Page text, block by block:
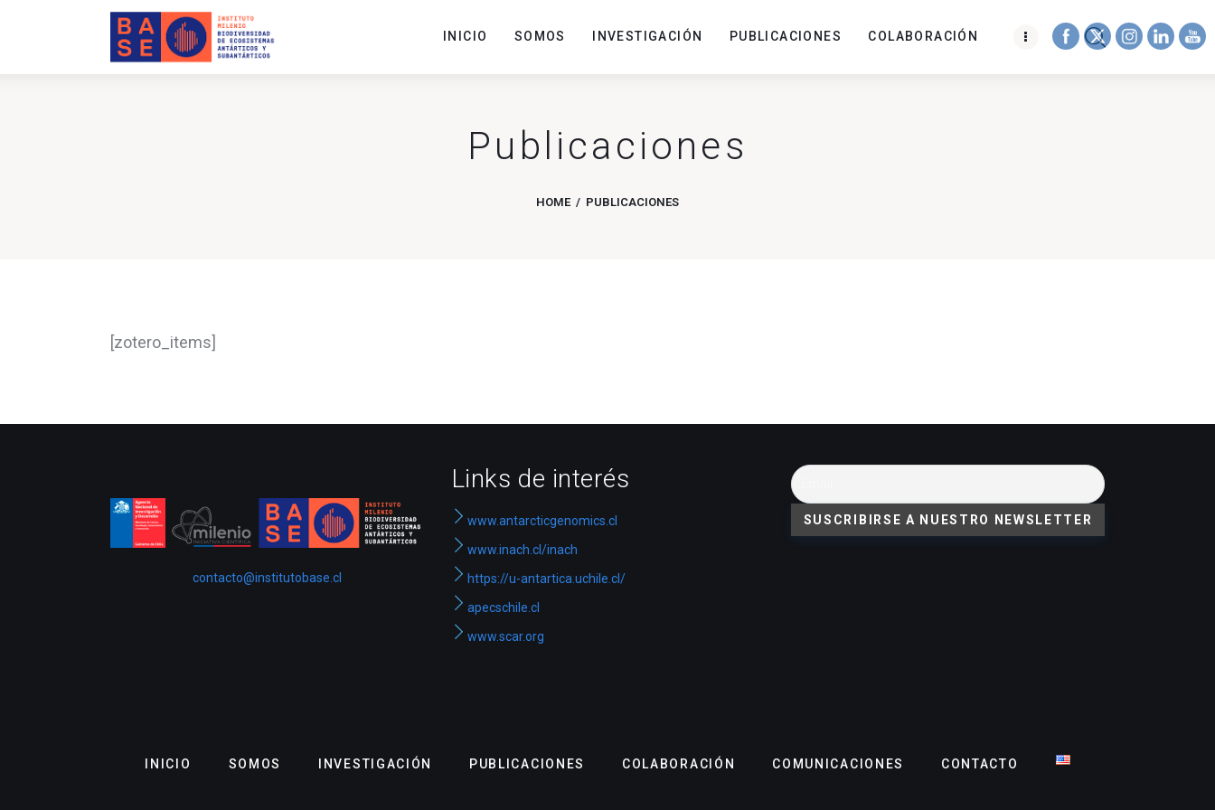
INICIO SOMOS INVESTIGACIÓN PUBLICACIONES COLABORACIÓN
Publicaciones
HOME PUBLICACIONES
[zotero_items]
contacto@institutobase.cl
Links de interés
www.antarcticgenomics.cl
www.inach.cl/inach
https://u-antartica.uchile.cl/
apecschile.cl
www.scar.org
INICIO SOMOS INVESTIGACIÓN PUBLICACIONES COLABORACIÓN COMUNICACIONES CONTACTO